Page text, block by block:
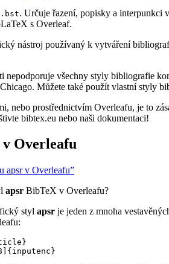
.bst. Určuje řazení, popisky a interpunkci
s Overleaf.
nástroj používaný k vytváření
nepodporuje všechny styly bibliografie
Můžete také použít vlastní styly
nebo prostřednictvím Overleafu, je to
bibtex.eu nebo naši dokumentaci!
v Overleafu
apsr v Overleafu”
apsr BibTeX v Overleafu?
styl apsr je jeden z mnoha
}
]{ inputenc }